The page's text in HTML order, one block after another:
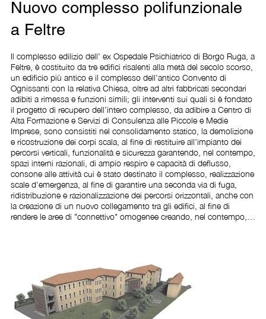
Il complesso edilizio dell' ex Ospedale Psichiatrico di Borgo Ruga, a
Feltre, è costituito da tre edifici risalenti alla metà del secolo scorso,
un edificio più antico e il complesso dell'antico Convento di
Ognissanti con la relativa Chiesa, oltre ad altri fabbricati secondari
adibiti a rimessa e funzioni simili; gli interventi sui quali si è fondato
il progetto di recupero dell’intero complesso, da adibire a Centro di
Alta Formazione e Servizi di Consulenza alle Piccole e Medie
Imprese, sono consistiti nel consolidamento statico, la demolizione
e ricostruzione dei corpi scala, al fine di restituire all'impianto dei
percorsi verticali, funzionalità e sicurezza garantendo, nel contempo,
spazi interni razionali, di ampio respiro e capacità di deflusso,
consone alle attività cui è stato destinato il complesso, realizzazione
scale d'emergenza, al fine di garantire una seconda via di fuga,
ridistribuzione e razionalizzazione dei percorsi orizzontali, anche con
la creazione di un nuovo collegamento tra gli edifici, al fine di
rendere le aree di "connettivo" omogenee creando, nel contempo,
considerato, innanzi tutto, che i fabbricati sono soggetti, per il
valore storico, al vincolo della Soprintendenza e si è mirato alla
conservazione degli aspetti architettonici e strutturali, laddove gli
stessi sono stati ritenuti congrui con le vigenti normative e con la
nuova destinazione d'uso.
Nuovo complesso polifunzionale
a Feltre